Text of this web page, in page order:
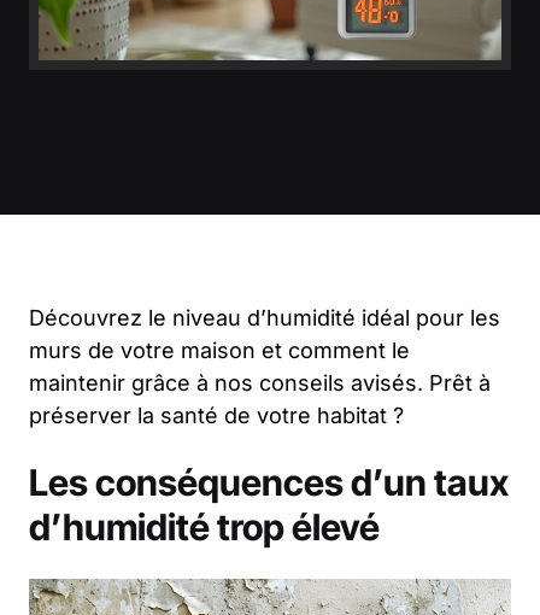
Découvrez le niveau d’humidité idéal pour les
murs de votre maison et comment le
maintenir grâce à nos conseils avisés. Prêt à
préserver la santé de votre habitat ?
Les conséquences d’un taux
d’humidité trop élevé